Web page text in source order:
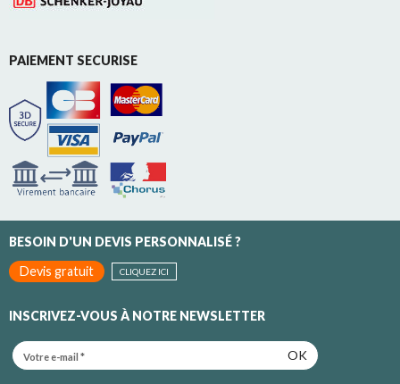
PAIEMENT SECURISE
BESOIN D'UN DEVIS PERSONNALISÉ ?
Devis gratuit
CLIQUEZ ICI
INSCRIVEZ-VOUS À NOTRE NEWSLETTER
OK